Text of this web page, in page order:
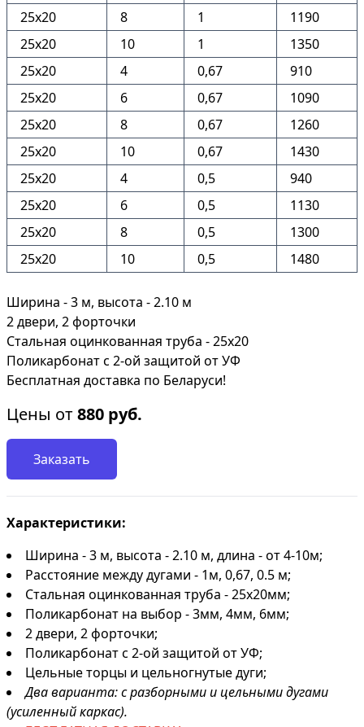
25х20
8 1
1190
25х20
10 1
1350
25х20
4 0,67
910
25х20
6 0,67
1090
25х20
8 0,67
1260
25х20
10 0,67
1430
25х20
4 0,5
940
25х20
6 0,5
1130
25х20
8 0,5
1300
25х20
10 0,5 1480
Ширина - 3 м, высота - 2.10 м
2 двери, 2 форточки
Стальная оцинкованная труба - 25х20
Поликарбонат с 2-ой защитой от УФ
Бесплатная доставка по Беларуси!
Цены от880 руб.
Заказать
Характеристики:
Ширина - 3 м, высота - 2.10 м, длина - от 4-10м;
Расстояние между дугами - 1м, 0,67, 0.5 м;
Стальная оцинкованная труба - 25х20мм;
Поликарбонат на выбор - 3мм, 4мм, 6мм;
2 двери, 2 форточки;
Поликарбонат с 2-ой защитой от УФ;
Цельные торцы и цельногнутые дуги;
Два варианта: с разборными и цельными дугами
(усиленный каркас).